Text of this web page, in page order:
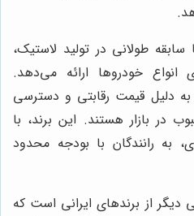
سابقه طولانی در تولید لاستیک،
انواع خودروها ارائه می‌دهد.
به دلیل قیمت رقابتی و دسترسی
در بازار هستند. این برند، با
به رانندگان با بودجه محدود
دیگر از برندهای ایرانی است که